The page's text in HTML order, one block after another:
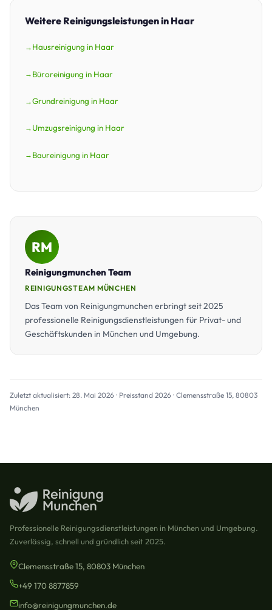
Weitere Reinigungsleistungen in Haar
Hausreinigung in Haar
Büroreinigung in Haar
Grundreinigung in Haar
Umzugsreinigung in Haar
Baureinigung in Haar
RM
Reinigungmunchen Team
REINIGUNGSTEAM MÜNCHEN
Das Team von Reinigungmunchen erbringt seit 2025
professionelle Reinigungsdienstleistungen für Privat- und
Geschäftskunden in München und Umgebung.
Zuletzt aktualisiert: 28. Mai 2026 · Preisstand 2026 · Clemensstraße 15, 80803
München
Professionelle Reinigungsdienstleistungen in München und Umgebung.
Zuverlässig, schnell und gründlich seit 2025.
Clemensstraße 15, 80803 München
+49 170 8877859
info@reinigungmunchen.de